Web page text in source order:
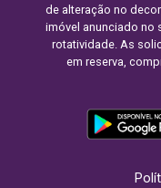
de alteração no
imóvel anunciado no
rotatividade. As
em reserva,